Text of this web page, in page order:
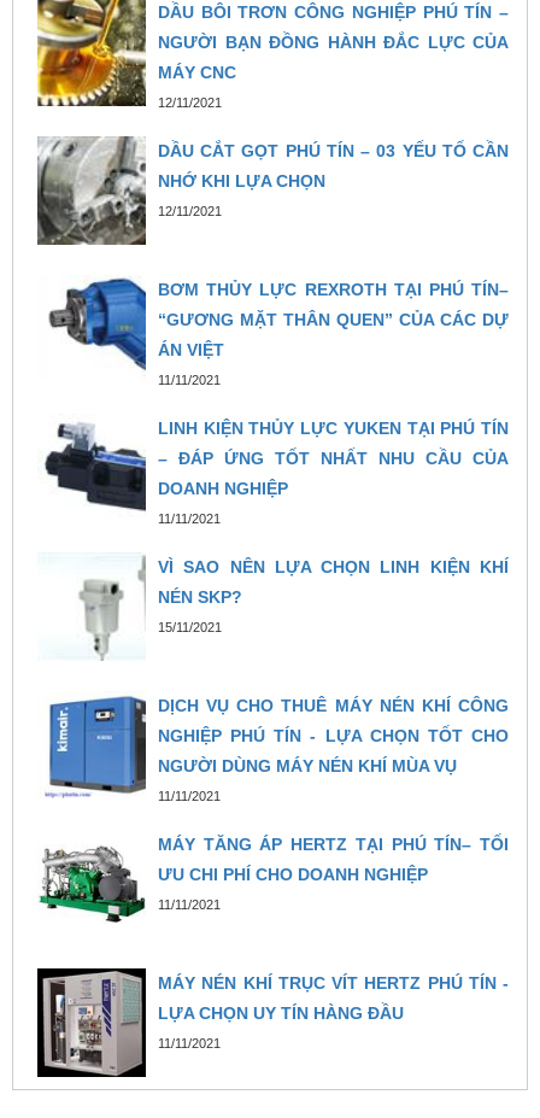
DẦU BÔI TRƠN CÔNG NGHIỆP PHÚ TÍN –
NGƯỜI BẠN ĐỒNG HÀNH ĐẮC LỰC CỦA
MÁY CNC
12/11/2021
DẦU CẮT GỌT PHÚ TÍN – 03 YẾU TỐ CẦN
NHỚ KHI LỰA CHỌN
12/11/2021
BƠM THỦY LỰC REXROTH TẠI PHÚ TÍN–
“GƯƠNG MẶT THÂN QUEN” CỦA CÁC DỰ
ÁN VIỆT
11/11/2021
LINH KIỆN THỦY LỰC YUKEN TẠI PHÚ TÍN
– ĐÁP ỨNG TỐT NHẤT NHU CẦU CỦA
DOANH NGHIỆP
11/11/2021
VÌ SAO NÊN LỰA CHỌN LINH KIỆN KHÍ
NÉN SKP?
15/11/2021
DỊCH VỤ CHO THUÊ MÁY NÉN KHÍ CÔNG
NGHIỆP PHÚ TÍN - LỰA CHỌN TỐT CHO
NGƯỜI DÙNG MÁY NÉN KHÍ MÙA VỤ
11/11/2021
MÁY TĂNG ÁP HERTZ TẠI PHÚ TÍN– TỐI
ƯU CHI PHÍ CHO DOANH NGHIỆP
11/11/2021
MÁY NÉN KHÍ TRỤC VÍT HERTZ PHÚ TÍN -
LỰA CHỌN UY TÍN HÀNG ĐẦU
11/11/2021